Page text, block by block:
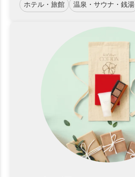
ホテル・旅館 温泉・サウナ・銭湯